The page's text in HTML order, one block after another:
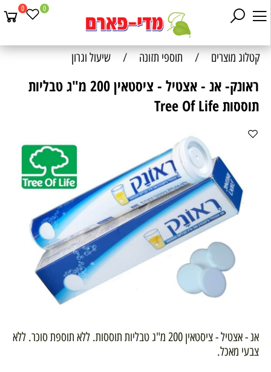
0 0
קטלוג מוצרים / תוספי תזונה / שיעול וגרון
ראונק- אנ - אצטיל - ציסטאין 200 מ"ג טבליות
תוססות Tree Of Life
אנ - אצטיל - ציסטאין 200 מ"ג טבליות תוססות. ללא תוספת סוכר. ללא
צבעי מאכל.